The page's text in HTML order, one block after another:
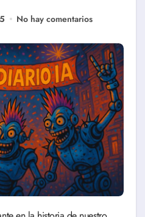
No hay comentarios